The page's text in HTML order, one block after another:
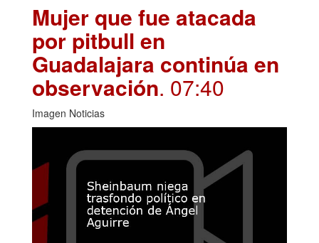
Mujer que fue atacada
por pitbull en
Guadalajara continúa en
observación. 07:40
Imagen Noticias